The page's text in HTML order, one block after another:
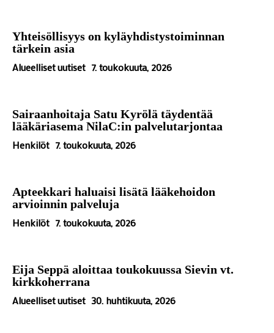
Yhteisöllisyys on kyläyhdistystoiminnan
tärkein asia
Alueelliset uutiset 7. toukokuuta, 2026
Sairaanhoitaja Satu Kyrölä täydentää
lääkäriasema NilaC:in palvelutarjontaa
Henkilöt 7. toukokuuta, 2026
Apteekkari haluaisi lisätä lääkehoidon
arvioinnin palveluja
Henkilöt 7. toukokuuta, 2026
Eija Seppä aloittaa toukokuussa Sievin vt.
kirkkoherrana
Alueelliset uutiset 30. huhtikuuta, 2026